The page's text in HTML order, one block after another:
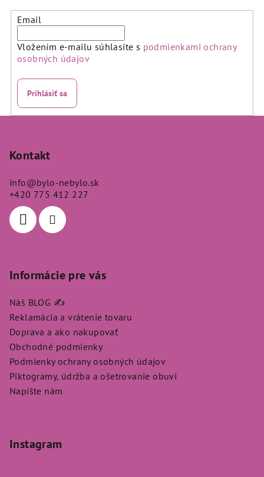
Email
Vložením e-mailu súhlasíte s podmienkami ochrany
osobných údajov
Prihlásiť sa
Kontakt
info@bylo-nebylo.sk
+420 775 412 227
Informácie pre vás
Náš BLOG ✍️
Reklamácia a vrátenie tovaru
Doprava a ako nakupovať
Obchodné podmienky
Podmienky ochrany osobných údajov
Piktogramy, údržba a ošetrovanie obuvi
Napíšte nám
Instagram